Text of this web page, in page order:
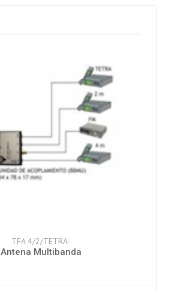
TFA 4/2/TETRA-
Antena Multibanda